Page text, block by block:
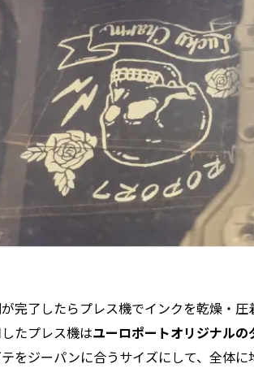
完了したらプレス機でインクを乾燥・圧
たプレス機はユーロポートオリジナルの
をジーパンに合うサイズにして、全体